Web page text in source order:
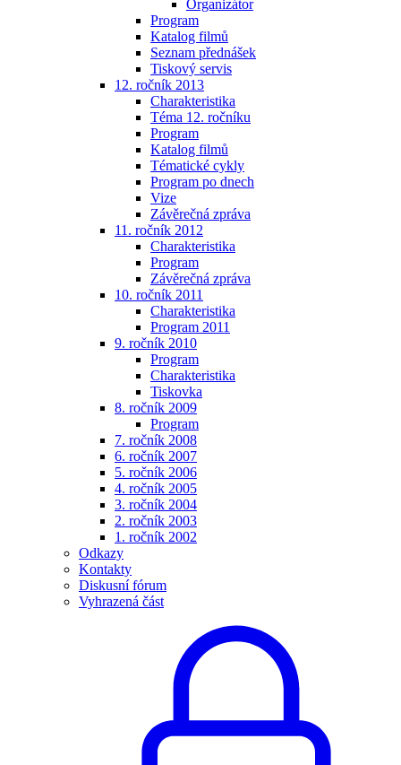
Organizátor
Program
Katalog filmů
Seznam přednášek
Tiskový servis
12. ročník 2013
Charakteristika
Téma 12. ročníku
Program
Katalog filmů
Tématické cykly
Program po dnech
Vize
Závěrečná zpráva
11. ročník 2012
Charakteristika
Program
Závěrečná zpráva
10. ročník 2011
Charakteristika
Program 2011
9. ročník 2010
Program
Charakteristika
Tiskovka
8. ročník 2009
Program
7. ročník 2008
6. ročník 2007
5. ročník 2006
4. ročník 2005
3. ročník 2004
2. ročník 2003
1. ročník 2002
Odkazy
Kontakty
Diskusní fórum
Vyhrazená část